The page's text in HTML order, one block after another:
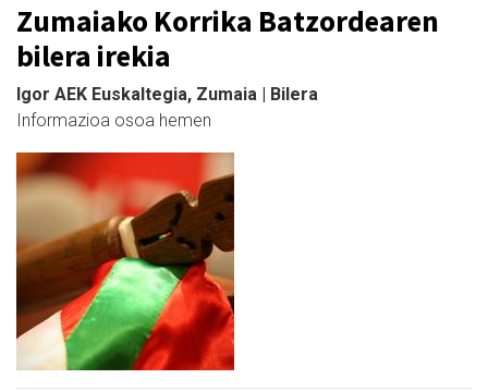
Zumaiako Korrika Batzordearen
bilera irekia
Igor AEK Euskaltegia, Zumaia | Bilera
Informazioa osoa hemen